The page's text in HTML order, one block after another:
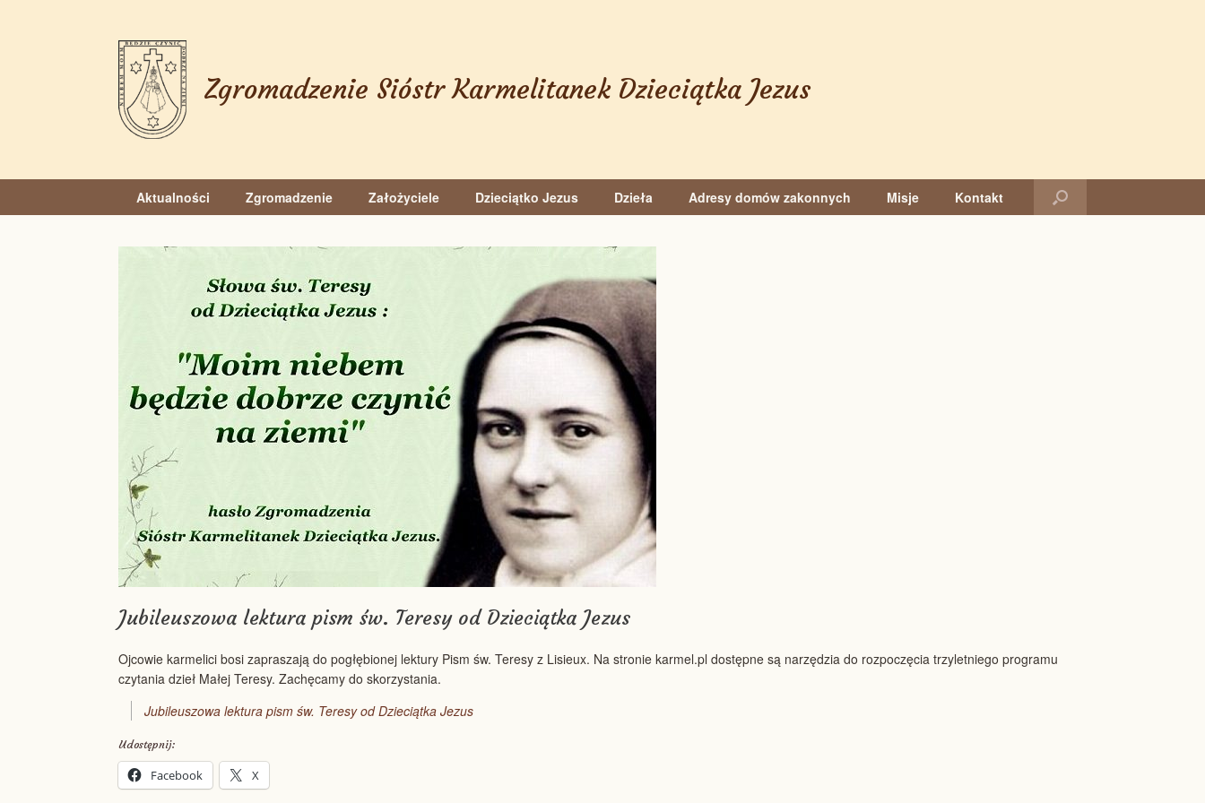
Zgromadzenie Sióstr Karmelitanek Dzieciątka Jezus
Aktualności Zgromadzenie Założyciele Dzieciątko Jezus Dzieła Adresy domów zakonnych Misje Kontakt
Jubileuszowa lektura pism św. Teresy od Dzieciątka Jezus
Ojcowie karmelici bosi zapraszają do pogłębionej lektury Pism św. Teresy z Lisieux. Na stronie karmel.pl dostępne są narzędzia do rozpoczęcia trzyletniego programu
czytania dzieł Małej Teresy. Zachęcamy do skorzystania.
Jubileuszowa lektura pism św. Teresy od Dzieciątka Jezus
Udostępnij:
Facebook X